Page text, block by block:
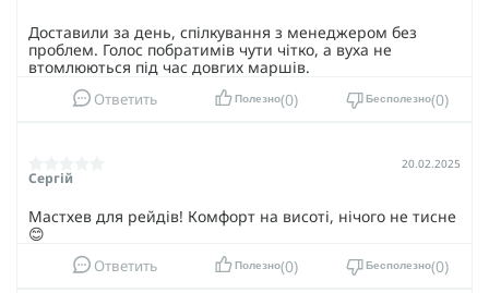
Доставили за день, спілкування з менеджером без
проблем. Голос побратимів чути чітко, а вуха не
втомлюються під час довгих маршів.
Ответить Полезно 0 Бесполезно 0
Сергій
20.02.2025
Мастхев для рейдів! Комфорт на висоті, нічого не тисне
😊
Ответить Полезно 0 Бесполезно 0